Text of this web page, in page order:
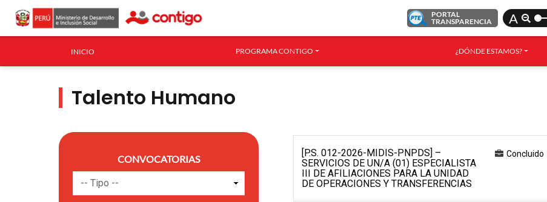
PORTAL
TRANSPARENCIA
A
INICIO PROGRAMA CONTIGO ¿DÓNDE ESTAMOS?
Talento Humano
CONVOCATORIAS
[P.S. 012-2026-MIDIS-PNPDS] –
SERVICIOS DE UN/A (01) ESPECIALISTA
III DE AFILIACIONES PARA LA UNIDAD
DE OPERACIONES Y TRANSFERENCIAS
Concluido